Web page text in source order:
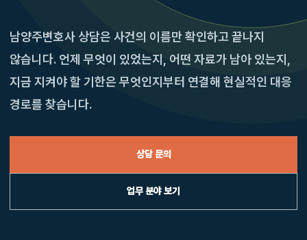
남양주변호사 상담은 사건의 이름만 확인하고 끝나지
않습니다. 언제 무엇이 있었는지, 어떤 자료가 남아 있는지,
지금 지켜야 할 기한은 무엇인지부터 연결해 현실적인 대응
경로를 찾습니다.
상담 문의
업무 분야 보기